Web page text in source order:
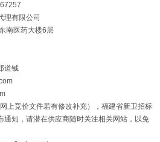
理有限公司
南医药大楼6层
道铖
上竞价文件若有修改补充），福建省新卫招标
通知，请潜在供应商随时关注相关网站，以免